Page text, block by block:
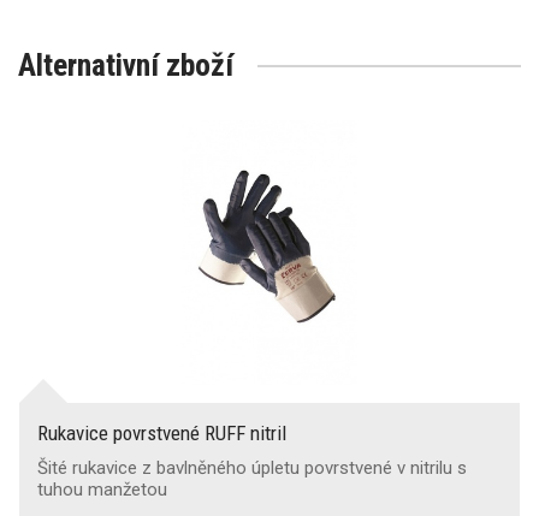
Alternativní zboží
Rukavice povrstvené RUFF nitril
Šité rukavice z bavlněného úpletu povrstvené v nitrilu s
tuhou manžetou